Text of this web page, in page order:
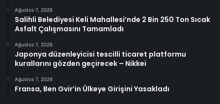
Ağustos 7, 2026
Salihli Belediyesi Keli Mahallesi’nde 2 Bin 250 Ton Sıcak
Asfalt Çalışmasını Tamamladı
Ağustos 7, 2026
Japonya düzenleyicisi tescilli ticaret platformu
kurallarını gözden geçirecek – Nikkei
Ağustos 7, 2026
Fransa, Ben Gvir’in Ülkeye Girişini Yasakladı